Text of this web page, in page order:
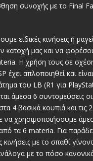
συνοχής με το Final
ειδικές κινήσεις ή
κατοχή μας και να
Η χρήση τους σε
έχει απλοποιηθεί και
του LB (R1 για
άμεσα 6 συντομεύσεις
4 βασικά κουπιά και τις
να χρησιμοποιήσουμε
τα 6 materia. Για
κινήσεις με το σπαθί
με το πόσο